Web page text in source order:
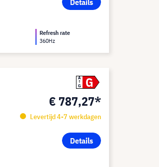
Details
Refresh rate
360Hz
A
G
G
€ 787,27*
Levertijd 4-7 werkdagen
Details